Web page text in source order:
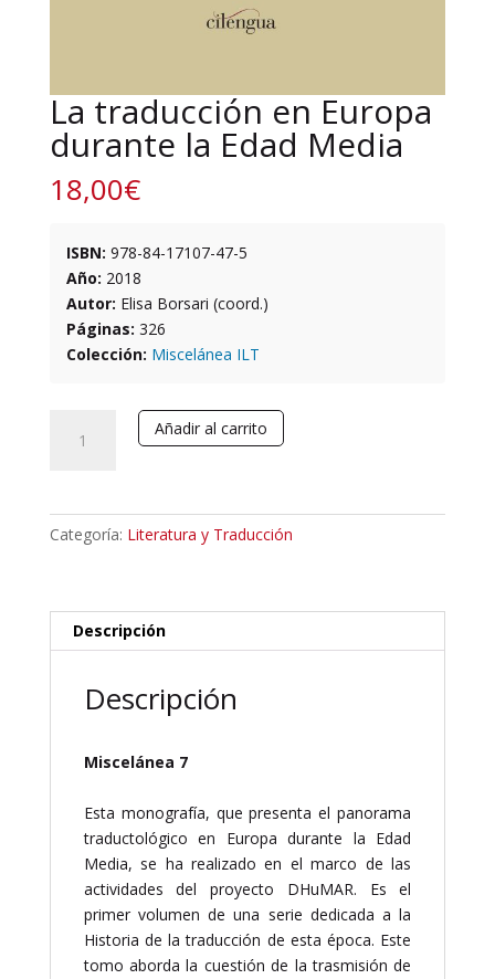
La traducción en Europa
durante la Edad Media
18,00€
ISBN: 978-84-17107-47-5
Año: 2018
Autor: Elisa Borsari (coord.)
Páginas: 326
Colección: Miscelánea ILT
traducción
cantidad
Añadir al carrito
Categoría: Literatura y Traducción
Descripción
Descripción
Miscelánea 7
Esta monografía, que presenta el panorama
traductológico en Europa durante la Edad
Media, se ha realizado en el marco de las
actividades del proyecto DHuMAR. Es el
primer volumen de una serie dedicada a la
Historia de la traducción de esta época. Este
tomo aborda la cuestión de la trasmisión de